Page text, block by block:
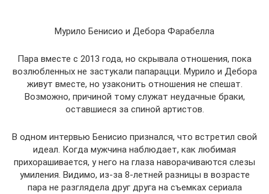
Мурило Бенисио и Дебора Фарабелла
Пара вместе с 2013 года, но скрывала отношения, пока
возлюбленных не застукали папарацци. Мурило и Дебора
живут вместе, но узаконить отношения не спешат.
Возможно, причиной тому служат неудачные браки,
оставшиеся за спиной артистов.
В одном интервью Бенисио признался, что встретил свой
идеал. Когда мужчина наблюдает, как любимая
прихорашивается, у него на глаза наворачиваются слезы
умиления. Видимо, из-за 8-летней разницы в возрасте
пара не разглядела друг друга на съемках сериала